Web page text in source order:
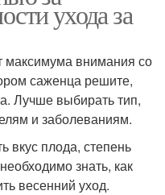
ухода за
максимума внимания со
саженца решите,
Лучше выбирать тип,
и заболеваниям.
вкус плода, степень
знать, как
весенний уход.